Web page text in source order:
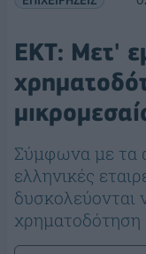
ΕΚΤ: Μετ'
Σύμφωνα με τα
ελληνικές
δυσκολεύονται
χρηματοδότηση